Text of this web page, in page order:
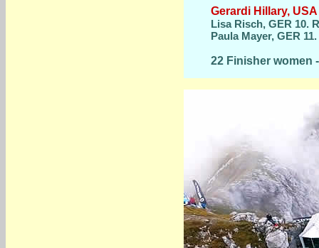
Gerardi Hillary,
Lisa Risch, GER 10.
Paula Mayer, GER
22 Finisher women